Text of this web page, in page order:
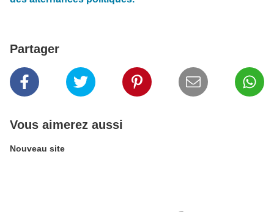
Partager
Vous aimerez aussi
Nouveau site